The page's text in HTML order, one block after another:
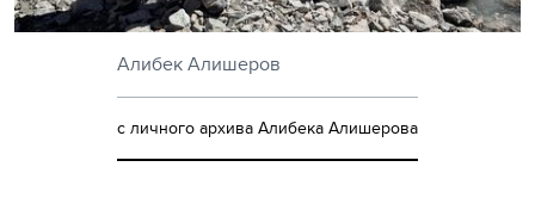
Алибек Алишеров
с личного архива Алибека Алишерова